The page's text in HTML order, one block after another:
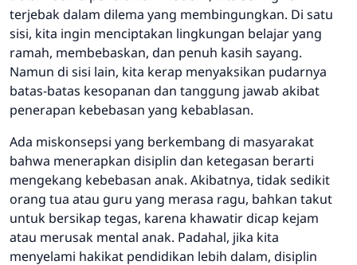
terjebak dalam dilema yang membingungkan. Di satu
sisi, kita ingin menciptakan lingkungan belajar yang
ramah, membebaskan, dan penuh kasih sayang.
Namun di sisi lain, kita kerap menyaksikan pudarnya
batas-batas kesopanan dan tanggung jawab akibat
penerapan kebebasan yang kebablasan.
Ada miskonsepsi yang berkembang di masyarakat
bahwa menerapkan disiplin dan ketegasan berarti
mengekang kebebasan anak. Akibatnya, tidak sedikit
orang tua atau guru yang merasa ragu, bahkan takut
untuk bersikap tegas, karena khawatir dicap kejam
atau merusak mental anak. Padahal, jika kita
menyelami hakikat pendidikan lebih dalam, disiplin